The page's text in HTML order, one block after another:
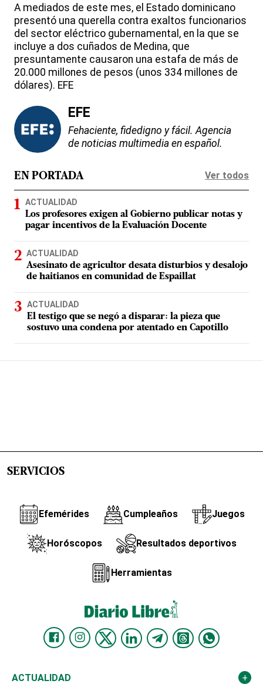
A mediados de este mes, el Estado dominicano
presentó una querella contra exaltos funcionarios
del sector eléctrico gubernamental, en la que se
incluye a dos cuñados de Medina, que
presuntamente causaron una estafa de más de
20.000 millones de pesos (unos 334 millones de
dólares). EFE
EFE
Fehaciente, fidedigno y fácil. Agencia
de noticias multimedia en español.
EN PORTADA Ver todos
ACTUALIDAD
Los profesores exigen al Gobierno publicar notas y
pagar incentivos de la Evaluación Docente
ACTUALIDAD
Asesinato de agricultor desata disturbios y desalojo
de haitianos en comunidad de Espaillat
ACTUALIDAD
El testigo que se negó a disparar: la pieza que
sostuvo una condena por atentado en Capotillo
SERVICIOS
Efemérides Cumpleaños Juegos
Horóscopos Resultados deportivos
Herramientas
ACTUALIDAD